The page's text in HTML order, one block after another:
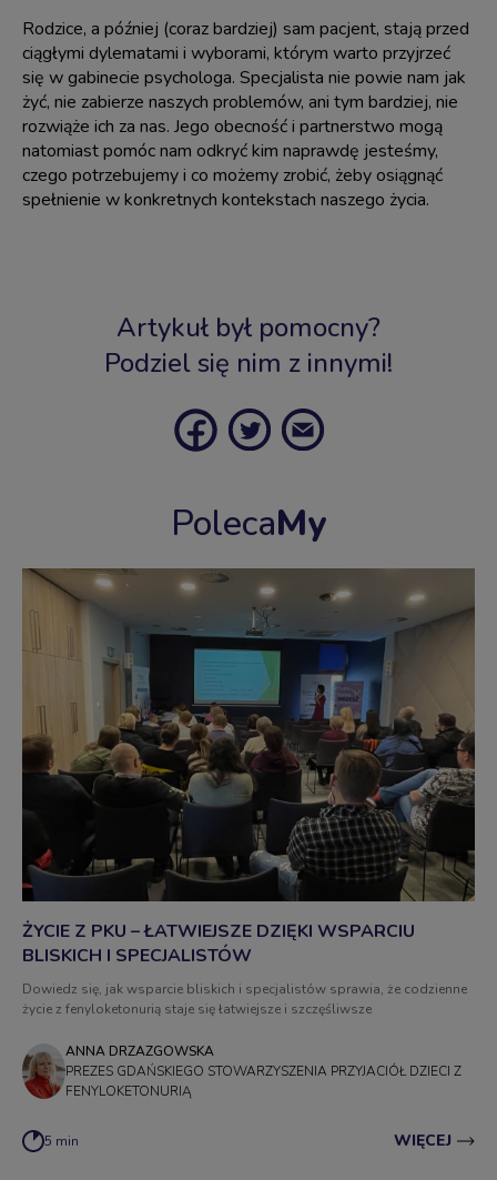
Rodzice, a później (coraz bardziej) sam pacjent, stają przed
ciągłymi dylematami i wyborami, którym warto przyjrzeć
się w gabinecie psychologa. Specjalista nie powie nam jak
żyć, nie zabierze naszych problemów, ani tym bardziej, nie
rozwiąże ich za nas. Jego obecność i partnerstwo mogą
natomiast pomóc nam odkryć kim naprawdę jesteśmy,
czego potrzebujemy i co możemy zrobić, żeby osiągnąć
spełnienie w konkretnych kontekstach naszego życia.
Artykuł był pomocny?
Podziel się nim z innymi!
PolecaMy
ŻYCIE Z PKU – ŁATWIEJSZE DZIĘKI WSPARCIU
BLISKICH I SPECJALISTÓW
Dowiedz się, jak wsparcie bliskich i specjalistów sprawia, że codzienne
życie z fenyloketonurią staje się łatwiejsze i szczęśliwsze
ANNA DRZAZGOWSKA
PREZES GDAŃSKIEGO STOWARZYSZENIA PRZYJACIÓŁ DZIECI Z
FENYLOKETONURIĄ
5 min WIĘCEJ